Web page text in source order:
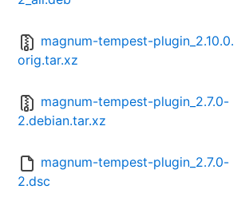
magnum-tempest-plugin_2.10.0.
orig.tar.xz
magnum-tempest-plugin_2.7.0-
2.debian.tar.xz
magnum-tempest-plugin_2.7.0-
2.dsc